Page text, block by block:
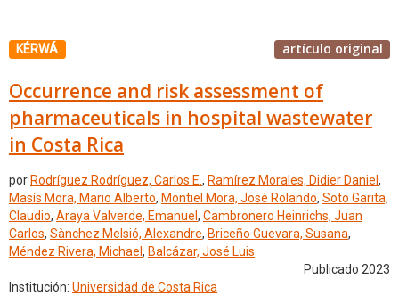
KÉRWÁ artículo original
Occurrence and risk assessment of
pharmaceuticals in hospital wastewater
in Costa Rica
por Rodríguez Rodríguez, Carlos E., Ramírez Morales, Didier Daniel ,
Masís Mora, Mario Alberto, Montiel Mora, José Rolando, Soto Garita,
Claudio, Araya Valverde, Emanuel , Cambronero Heinrichs, Juan
Carlos, Sànchez Melsió, Alexandre, Briceño Guevara, Susana,
Méndez Rivera, Michael , Balcázar, José Luis
Publicado 2023
Institución: Universidad de Costa Rica